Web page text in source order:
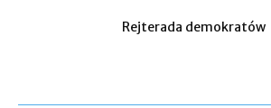
Rejterada demokratów